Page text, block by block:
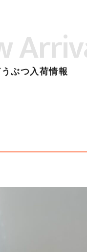
うぶつ入荷情報